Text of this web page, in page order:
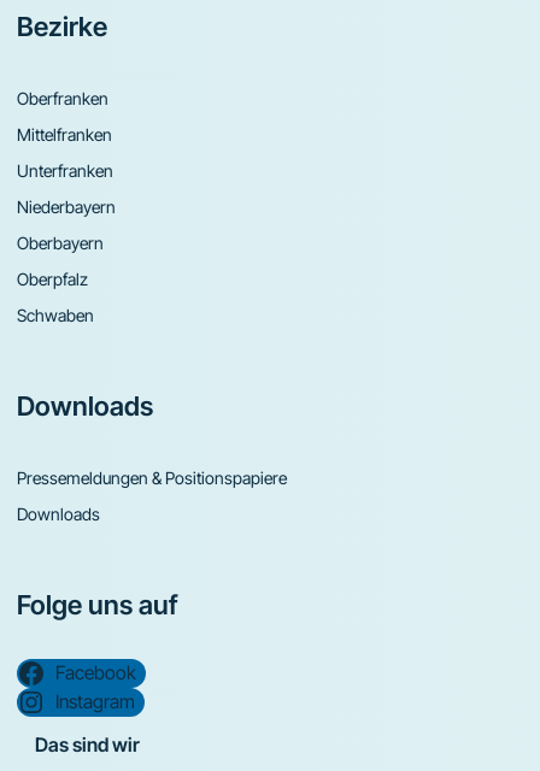
Bezirke
Oberfranken
Mittelfranken
Unterfranken
Niederbayern
Oberbayern
Oberpfalz
Schwaben
Downloads
Pressemeldungen & Positionspapiere
Downloads
Folge uns auf
Facebook
Instagram
Das sind wir